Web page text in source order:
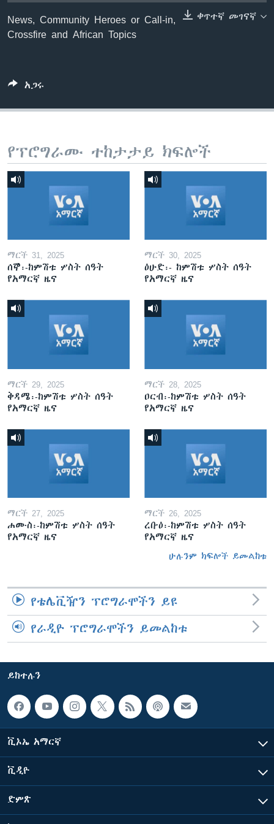
ቀጥተኛ መገናኛ
News, Community Heroes or Call-in,
Crossfire and African Topics
አጋሩ
የፕሮግራሙ ተከታታይ ክፍሎች
ማርች 31, 2025
ሰኞ፡-ከምሽቱ ሦስት ሰዓት
የአማርኛ ዜና
ማርች 30, 2025
ዕሁድ፡- ከምሽቱ ሦስት ሰዓት
የአማርኛ ዜና
ማርች 29, 2025
ቅዳሜ፡-ከምሽቱ ሦስት ሰዓት
የአማርኛ ዜና
ማርች 28, 2025
ዐርብ፡-ከምሽቱ ሦስት ሰዓት
የአማርኛ ዜና
ማርች 27, 2025
ሐሙስ፡-ከምሽቱ ሦስት ሰዓት
የአማርኛ ዜና
ማርች 26, 2025
ረቡዕ፡-ከምሽቱ ሦስት ሰዓት
የአማርኛ ዜና
ሁሉንም ክፍሎች ይመልከቱ
የቴሌቪዥን ፕሮግራሞችን ይዩ
የራዲዮ ፕሮግራሞችን ይመልከቱ
ይከተሉን
ቪኦኤ አማርኛ
ቪዲዮ
ድምጽ